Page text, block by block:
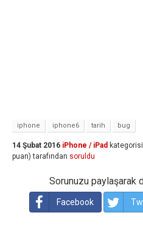
iphone iphone6 tarih bug
14 Şubat 2016 iPhone / iPad
puan) tarafından soruldu
Sorunuzu paylaşarak
Facebook